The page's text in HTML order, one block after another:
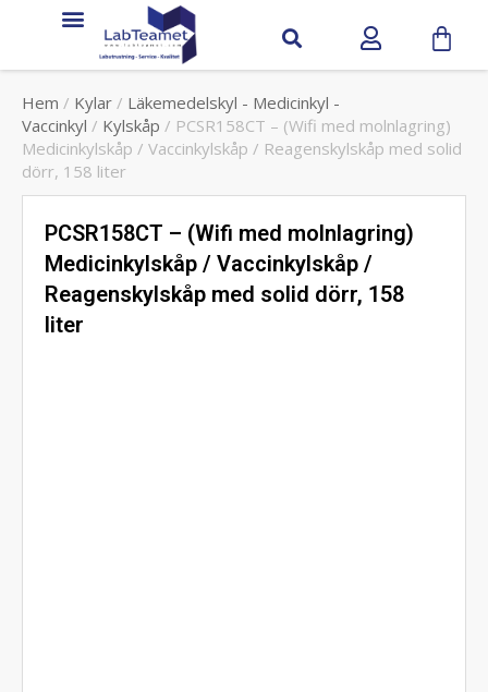
Hem / Kylar / Läkemedelskyl - Medicinkyl -
Vaccinkyl / Kylskåp / PCSR158CT – (Wifi med molnlagring)
Medicinkylskåp / Vaccinkylskåp / Reagenskylskåp med solid
dörr, 158 liter
PCSR158CT – (Wifi med molnlagring)
Medicinkylskåp / Vaccinkylskåp /
Reagenskylskåp med solid dörr, 158
liter